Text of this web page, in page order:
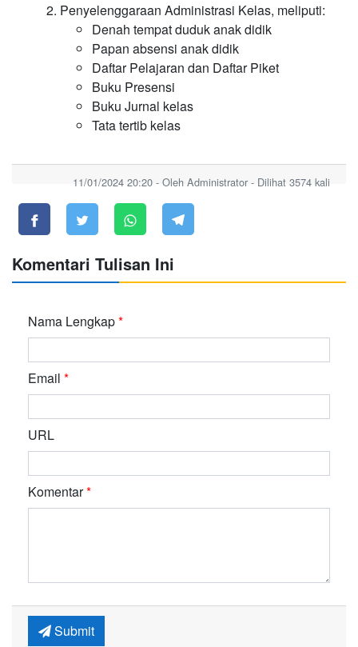
Penyelenggaraan Administrasi Kelas, meliputi:
Denah tempat duduk anak didik
Papan absensi anak didik
Daftar Pelajaran dan Daftar Piket
Buku Presensi
Buku Jurnal kelas
Tata tertib kelas
11/01/2024 20:20 - Oleh Administrator - Dilihat 3574 kali
Komentari Tulisan Ini
Nama Lengkap*
Email *
URL
Komentar*
Submit